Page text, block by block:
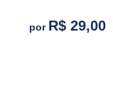
por R$ 29,00